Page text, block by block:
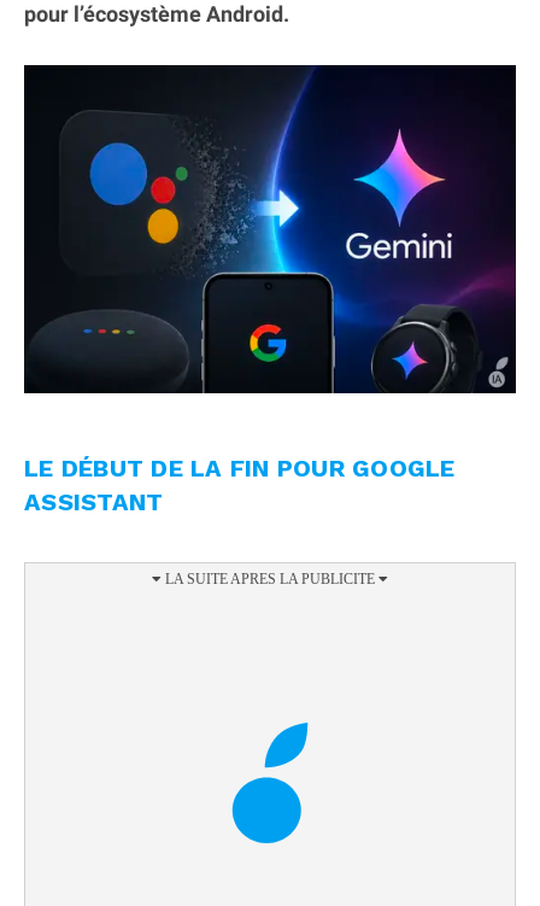
pour l’écosystème Android.
LE DÉBUT DE LA FIN POUR GOOGLE
ASSISTANT